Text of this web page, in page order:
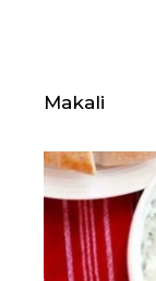
Makali